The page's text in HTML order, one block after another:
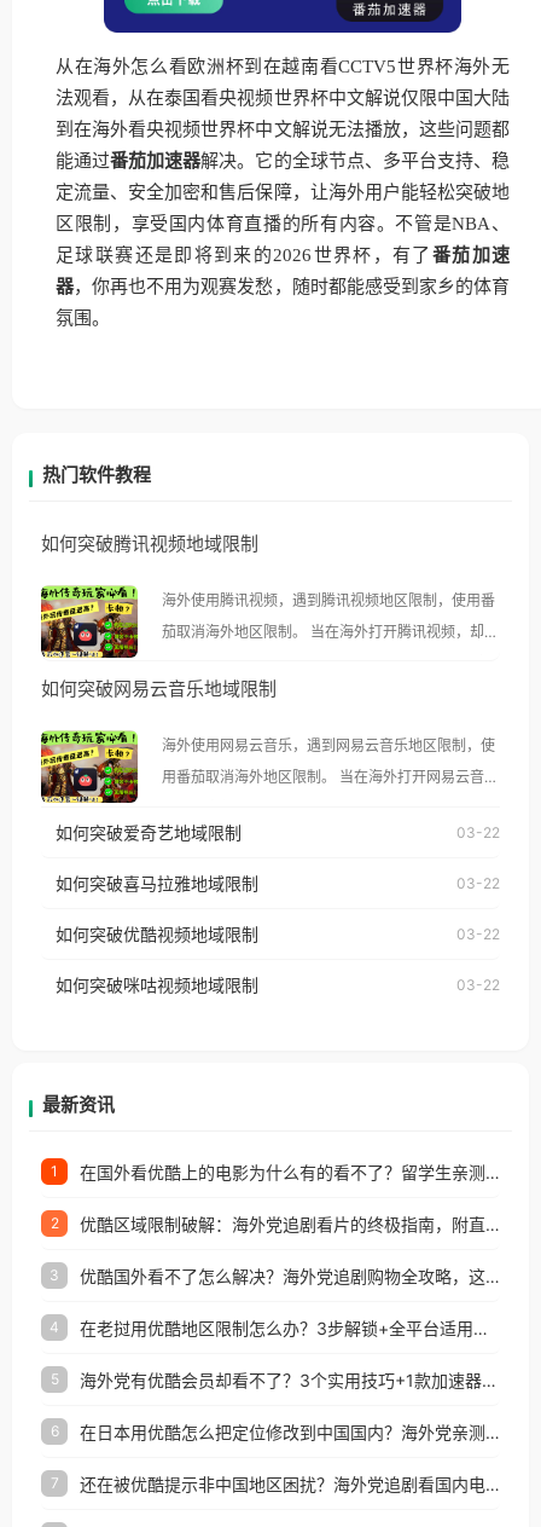
从在海外怎么看欧洲杯到在越南看CCTV5世界杯海外无
法观看，从在泰国看央视频世界杯中文解说仅限中国大陆
到在海外看央视频世界杯中文解说无法播放，这些问题都
能通过番茄加速器解决。它的全球节点、多平台支持、稳
定流量、安全加密和售后保障，让海外用户能轻松突破地
区限制，享受国内体育直播的所有内容。不管是NBA、
足球联赛还是即将到来的2026世界杯，有了 番茄加速
器，你再也不用为观赛发愁，随时都能感受到家乡的体育
氛围。
热门软件教程
如何突破腾讯视频地域限制
海外使用腾讯视频，遇到腾讯视频地区限制，使用番
茄取消海外地区限制。 当在海外打开腾讯视频，却突
示语。 海外用户如香港、澳门、台湾、美国、加拿
像其他音乐平台一样，出现地区及版权限制问题，且
仅能在中国大陆地区播放。 遇到这个问题的朋友们，
使用番茄回国加速器，即可解决「海外用户收听腾讯
台湾、美国、加拿大、澳大利亚、欧洲等国家和地区
权限制所困扰。
如何突破网易云音乐地域限制
海外使用网易云音乐，遇到网易云音乐地区限制，使
用番茄取消海外地区限制。 当在海外打开网易云音
播放”的提示语。 海外用户如香港、澳门、台湾、美
国、加拿大、澳大利亚、欧洲等国家和地区时，网易
制问题，且仅能在中国大陆地区播放。 遇到这个问题
户收听网易云音乐地区版权限制」的问题，无论人在
如何突破爱奇艺地域限制 03-22
如何突破喜马拉雅地域限制 03-22
如何突破优酷视频地域限制 03-22
如何突破咪咕视频地域限制 03-22
最新资讯
1 在国外看优酷上的电影为什么有的看不了？留学生亲测有效的回国加速方案
2 优酷区域限制破解：海外党追剧看片的终极指南，附直播欧冠+1905电影网解决方案
3 优酷国外看不了怎么解决？海外党追剧购物全攻略，这招亲测有效！
4 在老挝用优酷地区限制怎么办？3步解锁+全平台适用的回国加速器指南
5 海外党有优酷会员却看不了？3个实用技巧+1款加速器解决追剧&金融APP难题
6 在日本用优酷怎么把定位修改到中国国内？海外党亲测有效的回国加速指南
7 还在被优酷提示非中国地区困扰？海外党追剧看国内电影的正确打开方式